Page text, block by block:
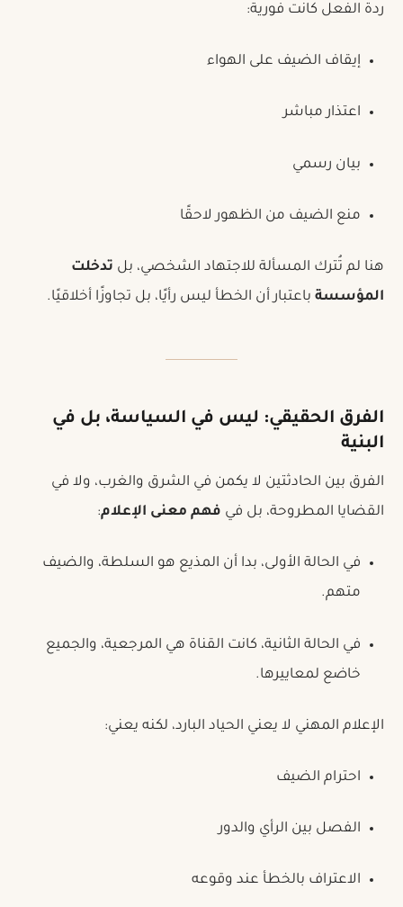
ردة الفعل كانت فورية:
إيقاف الضيف على الهواء
اعتذار مباشر
بيان رسمي
منع الضيف من الظهور لاحقًا
هنا لم تُترك المسألة للاجتهاد الشخصي، بل تدخلت
المؤسسة باعتبار أن الخطأ ليس رأيًا، بل تجاوزًا أخلاقيًا.
الفرق الحقيقي: ليس في السياسة، بل في
البنية
الفرق بين الحادثتين لا يكمن في الشرق والغرب، ولا في
القضايا المطروحة، بل في فهم معنى الإعلام:
في الحالة الأولى، بدا أن المذيع هو السلطة، والضيف
متهم.
في الحالة الثانية، كانت القناة هي المرجعية، والجميع
خاضع لمعاييرها.
الإعلام المهني لا يعني الحياد البارد، لكنه يعني:
احترام الضيف
الفصل بين الرأي والدور
الاعتراف بالخطأ عند وقوعه